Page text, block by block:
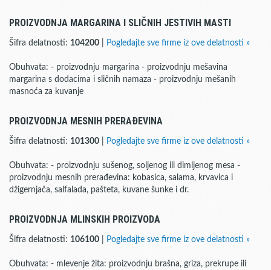
PROIZVODNJA MARGARINA I SLIČNIH JESTIVIH MASTI
Šifra delatnosti: 104200 Pogledajte sve firme iz ove delatnosti »
Obuhvata: - proizvodnju margarina - proizvodnju mešavina
margarina s dodacima i sličnih namaza - proizvodnju mešanih
masnoća za kuvanje
PROIZVODNJA MESNIH PRERAĐEVINA
Šifra delatnosti: 101300 Pogledajte sve firme iz ove delatnosti »
Obuhvata: - proizvodnju sušenog, soljenog ili dimljenog mesa -
proizvodnju mesnih prerađevina: kobasica, salama, krvavica i
džigernjača, salfalada, pašteta, kuvane šunke i dr.
PROIZVODNJA MLINSKIH PROIZVODA
Šifra delatnosti: 106100 Pogledajte sve firme iz ove delatnosti »
Obuhvata: - mlevenje žita: proizvodnju brašna, griza, prekrupe ili